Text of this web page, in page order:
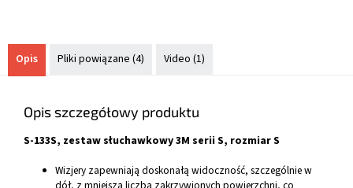
Opis Pliki powiązane (4) Video (1)
Opis szczegółowy produktu
S-133S, zestaw słuchawkowy 3M serii S, rozmiar S
Wizjery zapewniają doskonałą widoczność, szczególnie w